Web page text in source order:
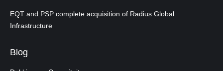
EQT and PSP complete acquisition of Radius Global
Infrastructure
Blog